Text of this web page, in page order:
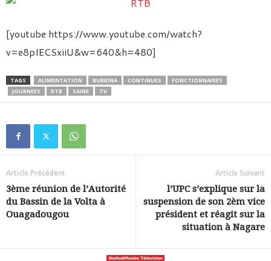
[youtube https://www.youtube.com/watch?
v=e8pIECSxiiU&w=640&h=480]
TAGS ALIMENTATION BURKINA CONTINUES
FONCTIONNAIRES
JOURNEES
RTB SAINE TV
Article Précédent
3ème réunion de l’Autorité
du Bassin de la Volta à
Ouagadougou
Article Suivant
l’UPC s’explique sur la
suspension de son 2èm vice
président et réagit sur la
situation à Nagare